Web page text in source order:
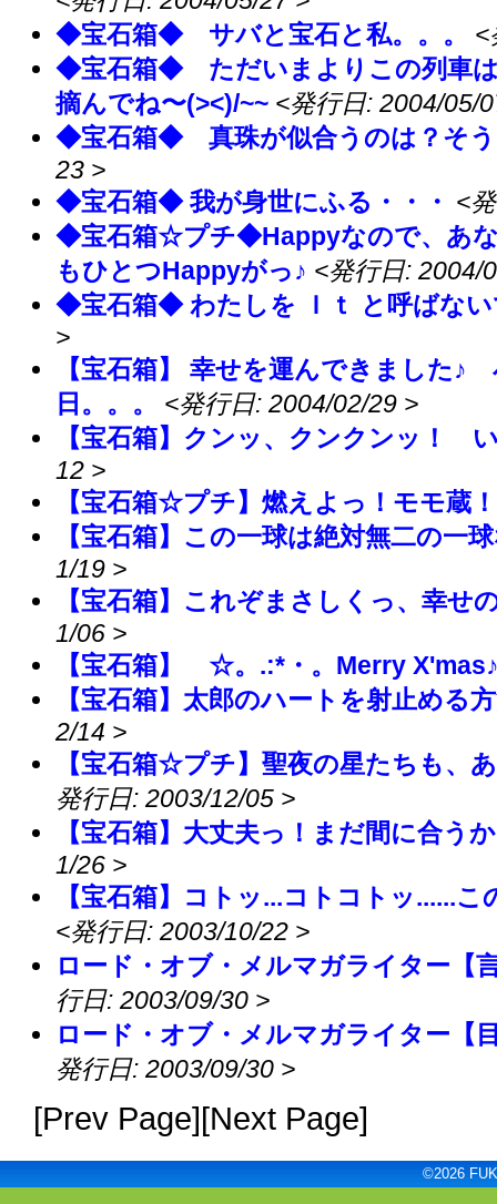
◆宝石箱◆ サバと宝石と私。。。
<
◆宝石箱◆ ただいまよりこの列車
摘んでね〜(><)/~~ <発行日: 2004/05/
◆宝石箱◆ 真珠が似合うのは？そ
23 >
◆宝石箱◆ 我が身世にふる・・・ <
◆宝石箱☆プチ◆Happyなので、あ
もひとつHappyがっ♪ <発行日: 2004/
◆宝石箱◆ わたしを Ｉｔ と呼ばない
>
【宝石箱】 幸せを運んできました♪
日。。。
<発行日: 2004/02/29 >
【宝石箱】クンッ、クンクンッ！
12 >
【宝石箱☆プチ】燃えよっ！モモ蔵
【宝石箱】この一球は絶対無二の一
1/19 >
【宝石箱】これぞまさしくっ、幸せ
1/06 >
【宝石箱】 ☆。.:*・。Merry
【宝石箱】太郎のハートを射止め
2/14 >
【宝石箱☆プチ】聖夜の星たちも、
発行日: 2003/12/05 >
【宝石箱】大丈夫っ！まだ間に合う
1/26 >
【宝石箱】コトッ...コトコトッ......
<発行日: 2003/10/22 >
ロード・オブ・メルマガライター【
行日: 2003/09/30 >
ロード・オブ・メルマガライター【
発行日: 2003/09/30 >
[Prev Page][Next Page]
©2026